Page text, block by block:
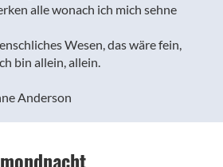
alle wonach ich mich sehne
Wesen, das wäre fein,
bin allein, allein.
Anderson